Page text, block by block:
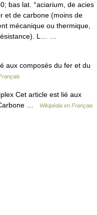
bas lat. °aciarium, de acies
et de carbone (moins de
mécanique ou thermique,
L… …
aux composés du fer et du
Cet article est lié aux
…
Wikipédia en Français